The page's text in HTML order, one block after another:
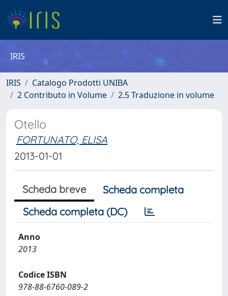
IRIS
IRIS
Catalogo Prodotti UNIBA
2 Contributo in Volume
2.5 Traduzione in volume
Otello
FORTUNATO, ELISA
2013-01-01
Scheda breve
Scheda completa
Scheda completa (DC)
Anno
2013
Codice ISBN
978-88-6760-089-2